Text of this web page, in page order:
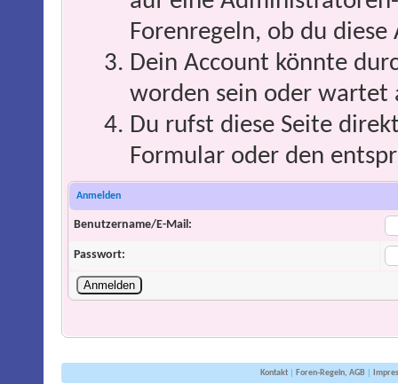
Forenregeln, ob du
Dein Account könnte
worden sein oder wartet
Du rufst diese Seite
Formular oder den
Anmelden
Benutzername/E-Mail:
Passwort:
Kontakt| Foren-Regeln, AGB|